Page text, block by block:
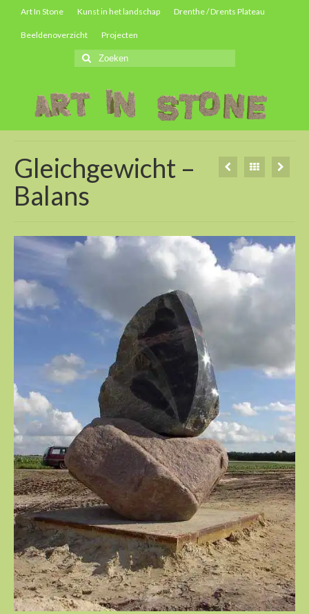
Art In Stone Kunst in het landschap Drenthe / Drents Plateau
Beeldenoverzicht Projecten
Zoeken
naar:
Gleichgewicht –
Balans